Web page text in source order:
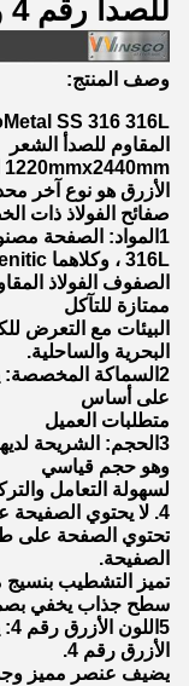
للصدأ رقم 4 ورقة اللون الأزرق
وصف المنتج:
المقاوم للصدأ الشعر
الأزرق هو نوع آخر
صفائح الفولاذ ذات
316L ، وكلاهما austenitic
ممتازة للتآكل
البيئات مع التعرض
البحرية والساحلية.
2السماكة
على أساس
متطلبات العميل
وهو حجم قياسي
لسهولة التعامل
4. لا يحتوي
تحتوي الصفحة على
الصفيحة.
تميز التشطيب
سطح جذاب يخفي
الأزرق رقم 4.
يضيف عنصر مميز